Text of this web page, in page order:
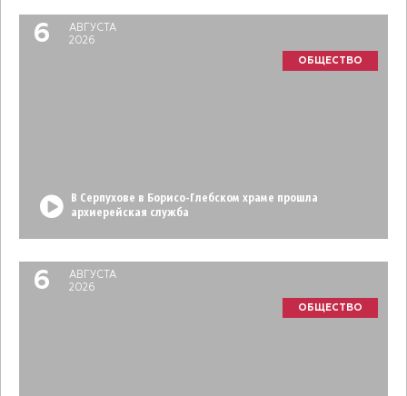
6
АВГУСТА
2026
ОБЩЕСТВО
В Серпухове в Борисо-Глебском храме прошла
архиерейская служба
6
АВГУСТА
2026
ОБЩЕСТВО